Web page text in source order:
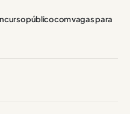
público com vagas para